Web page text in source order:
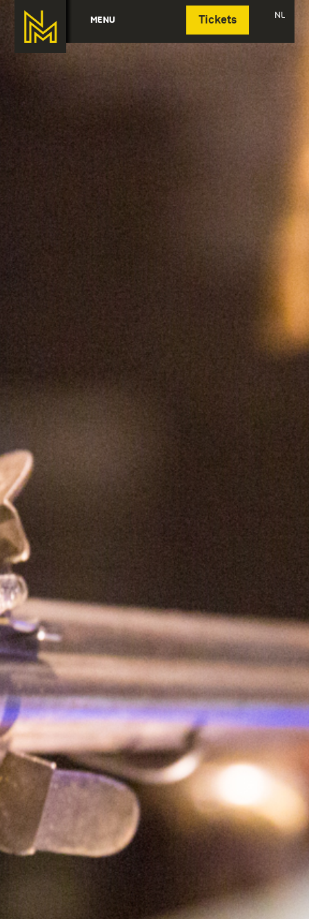
MENU Tickets NL
Deutsch